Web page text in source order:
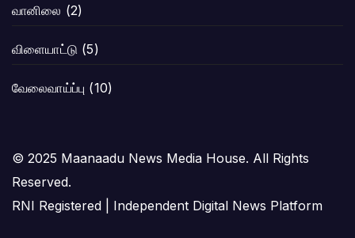
வானிலை (2)
விளையாட்டு (5)
வேலைவாய்ப்பு (10)
© 2025 Maanaadu News Media House. All Rights
Reserved.
RNI Registered | Independent Digital News Platform